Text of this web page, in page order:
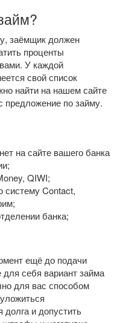
заёмщик должен
проценты
У каждой
свой список
найти на нашем сайте
предложение по займу.
на сайте вашего банка
QIWI;
систему Contact,
банка;
ещё до подачи
себя вариант займа
для вас способом
долга и допустить